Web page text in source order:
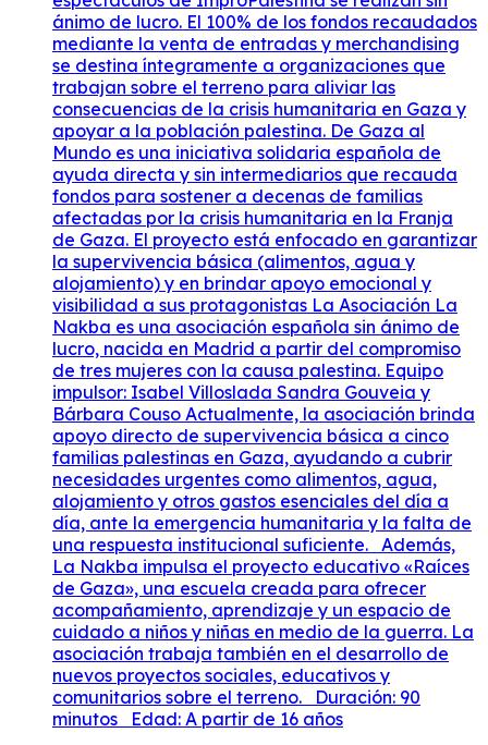
ánimo de lucro. El 100% de los fondos recaudados
mediante la venta de entradas y merchandising
se destina íntegramente a organizaciones que
trabajan sobre el terreno para aliviar las
consecuencias de la crisis humanitaria en Gaza y
apoyar a la población palestina. De Gaza al
Mundo es una iniciativa solidaria española de
ayuda directa y sin intermediarios que recauda
fondos para sostener a decenas de familias
afectadas por la crisis humanitaria en la Franja
de Gaza. El proyecto está enfocado en garantizar
la supervivencia básica (alimentos, agua y
alojamiento) y en brindar apoyo emocional y
visibilidad a sus protagonistas La Asociación La
Nakba es una asociación española sin ánimo de
lucro, nacida en Madrid a partir del compromiso
de tres mujeres con la causa palestina. Equipo
impulsor: Isabel Villoslada Sandra Gouveia y
Bárbara Couso Actualmente, la asociación brinda
apoyo directo de supervivencia básica a cinco
familias palestinas en Gaza, ayudando a cubrir
necesidades urgentes como alimentos, agua,
alojamiento y otros gastos esenciales del día a
día, ante la emergencia humanitaria y la falta de
una respuesta institucional suficiente. Además,
La Nakba impulsa el proyecto educativo «Raíces
de Gaza», una escuela creada para ofrecer
acompañamiento, aprendizaje y un espacio de
cuidado a niños y niñas en medio de la guerra. La
asociación trabaja también en el desarrollo de
nuevos proyectos sociales, educativos y
comunitarios sobre el terreno. Duración: 90
minutos Edad: A partir de 16 años